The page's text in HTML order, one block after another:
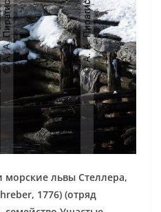
морские львы Стеллера,
1776) (отряд